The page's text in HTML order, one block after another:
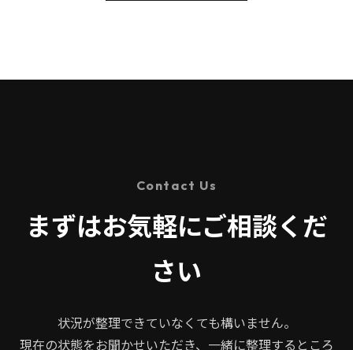
Contact Us
まずはお気軽にご相談くだ
さい
状況が整理できていなくても構いません。
現在の状態をお聞かせいただき、一緒に整理するところ